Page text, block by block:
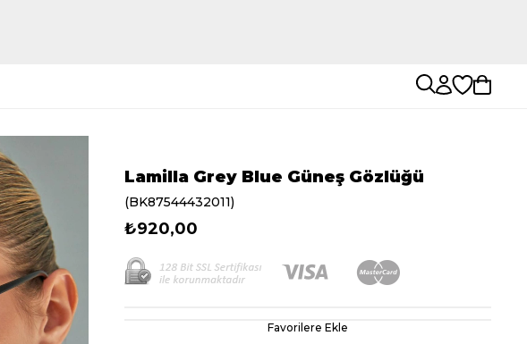
Lamilla Grey Blue Güneş Gözlüğü
(BK87544432011)
₺920,00
Favorilere Ekle